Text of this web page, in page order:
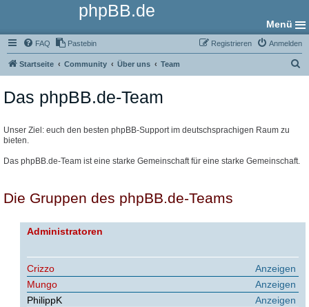
phpBB.de
Menü
FAQ Pastebin Anmelden
Registrieren
Startseite Community Über uns Team
Das phpBB.de-Team
Unser Ziel: euch den besten phpBB-Support im deutschsprachigen Raum zu
bieten.
Das phpBB.de-Team ist eine starke Gemeinschaft für eine starke Gemeinschaft.
Die Gruppen des phpBB.de-Teams
Administratoren
Anzeigen
Crizzo
Anzeigen
Mungo
Anzeigen
PhilippK